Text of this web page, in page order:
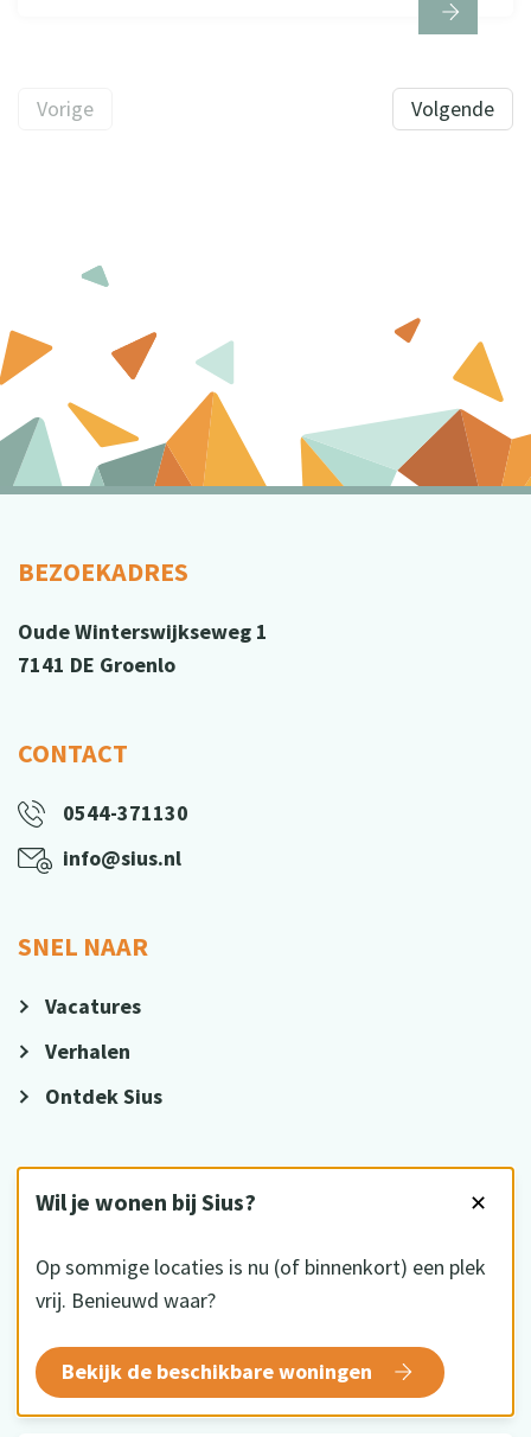
Wil je wonen bij Sius? ✕
Op sommige locaties is nu (of binnenkort) een plek
vrij. Benieuwd waar?
Bekijk de beschikbare woningen
Vorige Volgende
BEZOEKADRES
Oude Winterswijkseweg 1
7141 DE Groenlo
CONTACT
0544-371130
info@sius.nl
SNEL NAAR
Vacatures
Verhalen
Ontdek Sius
HKZ gecertificeerd